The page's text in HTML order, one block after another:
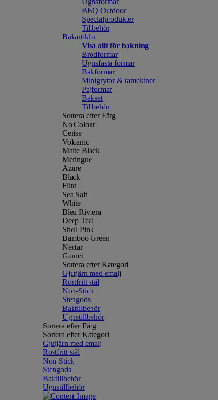
Ugnsformar
BBQ Outdoor
Specialprodukter
Tillbehör
Bakartiklar
Visa allt för bakning
Brödformar
Ugnsfasta formar
Bakformar
Minigrytor & ramekiner
Pajformar
Bakset
Tillbehör
Sortera efter Färg
No Colour
Cerise
Volcanic
Matte Black
Meringue
Azure
Black
Flint
Sea Salt
White
Bleu Riviera
Deep Teal
Shell Pink
Bamboo Green
Nectar
Garnet
Sortera efter Kategori
Gjutjärn med emalj
Rostfritt stål
Non-Stick
Stengods
Baktillbehör
Ugnstillbehör
Sortera efter Färg
Sortera efter Kategori
Gjutjärn med emalj
Rostfritt stål
Non-Stick
Stengods
Baktillbehör
Ugnstillbehör